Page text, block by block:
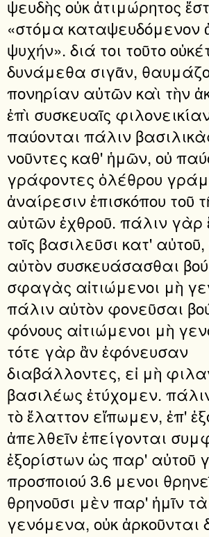
ψευδὴς οὐκ ἀτιμώρητος
«στόμα καταψευδόμενον
ψυχήν». διά τοι τοῦτο
δυνάμεθα σιγᾶν,
πονηρίαν αὐτῶν καὶ τὴν
ἐπὶ συσκευαῖς
παύονται πάλιν
νοῦντες καθ' ἡμῶν, οὐ
γράφοντες ὀλέθρου
ἀναίρεσιν ἐπισκόπου τοῦ
αὐτῶν ἐχθροῦ. πάλιν
τοῖς βασιλεῦσι κατ'
αὐτὸν συσκευάσασθαι
σφαγὰς αἰτιώμενοι μὴ
πάλιν αὐτὸν φονεῦσαι
φόνους αἰτιώμενοι μὴ
τότε γὰρ ἂν ἐφόνευσαν
διαβάλλοντες, εἰ μὴ
βασιλέως ἐτύχομεν.
τὸ ἔλαττον εἴπωμεν, ἐπ'
ἀπελθεῖν ἐπείγονται
ἐξορίστων ὡς παρ' αὐτοῦ
προσποιού 3.6 μενοι
θρηνοῦσι μὲν παρ' ἡμῖν
γενόμενα, οὐκ ἀρκοῦνται